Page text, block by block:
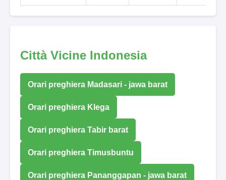
Città Vicine Indonesia
Orari preghiera Madasari - jawa barat
Orari preghiera Klega
Orari preghiera Tabir barat
Orari preghiera Timusbuntu
Orari preghiera Pananggapan - jawa barat